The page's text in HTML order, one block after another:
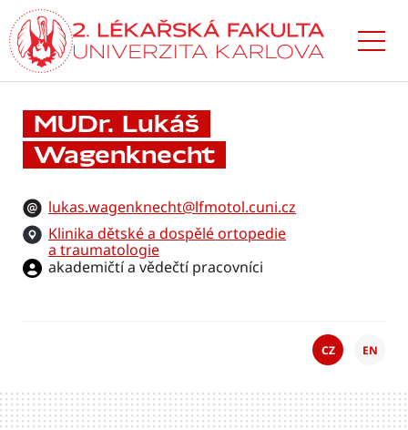
Přejít
k hlavnímu
obsahu
MUDr. Lukáš
Wagenknecht
lukas.wagenknecht@lfmotol.cuni.cz
Klinika dětské a dospělé ortopedie
a traumatologie
akademičtí a vědečtí pracovníci
CZ EN